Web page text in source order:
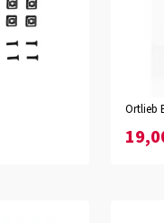
Ortlieb